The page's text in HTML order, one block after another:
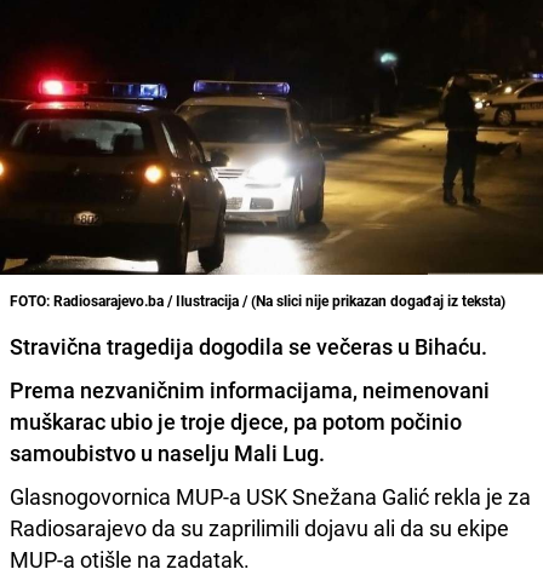
FOTO: Radiosarajevo.ba / Ilustracija / (Na slici nije prikazan događaj iz teksta)
Stravična tragedija dogodila se večeras u Bihaću.
Prema nezvaničnim informacijama, neimenovani
muškarac ubio je troje djece, pa potom počinio
samoubistvo u naselju Mali Lug.
Glasnogovornica MUP-a USK Snežana Galić rekla je za
Radiosarajevo da su zaprilimili dojavu ali da su ekipe
MUP-a otišle na zadatak.